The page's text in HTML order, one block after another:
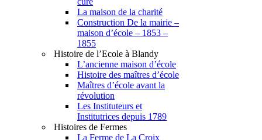
La maison de la charité
Construction De la mairie –
maison d’école – 1853 –
1855
Histoire de l’Ecole à Blandy
L’ancienne maison d’école
Histoire des maîtres d’école
Maîtres d’école avant la
révolution
Les Instituteurs et
Institutrices depuis 1789
Histoires de Fermes
La Ferme de La Croix